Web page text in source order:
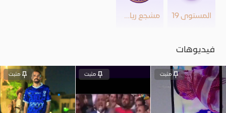
المستوى 19 مشجع رياضي
فيديوهات
مثبت مثبت مثبت